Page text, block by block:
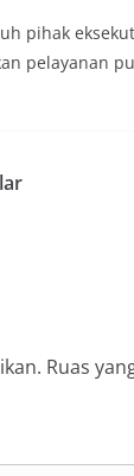
pihak
pelayanan
Ruas